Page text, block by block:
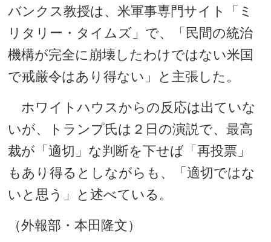
バンクス教授は、米軍事専門サイト「ミ
リタリー・タイムズ」で、「民間の統治
機構が完全に崩壊したわけではない米国
で戒厳令はあり得ない」と主張した。
ホワイトハウスからの反応は出ていな
いが、トランプ氏は２日の演説で、最高
裁が「適切」な判断を下せば「再投票」
もあり得るとしながらも、「適切ではな
いと思う」と述べている。
（外報部・本田隆文）